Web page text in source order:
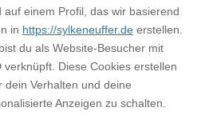
einem Profil, das wir basierend
in https://sylkeneuffer.deerstellen.
du als Website-Besucher mit
Diese Cookies erstellen
dein Verhalten und deine
Anzeigen zu schalten.